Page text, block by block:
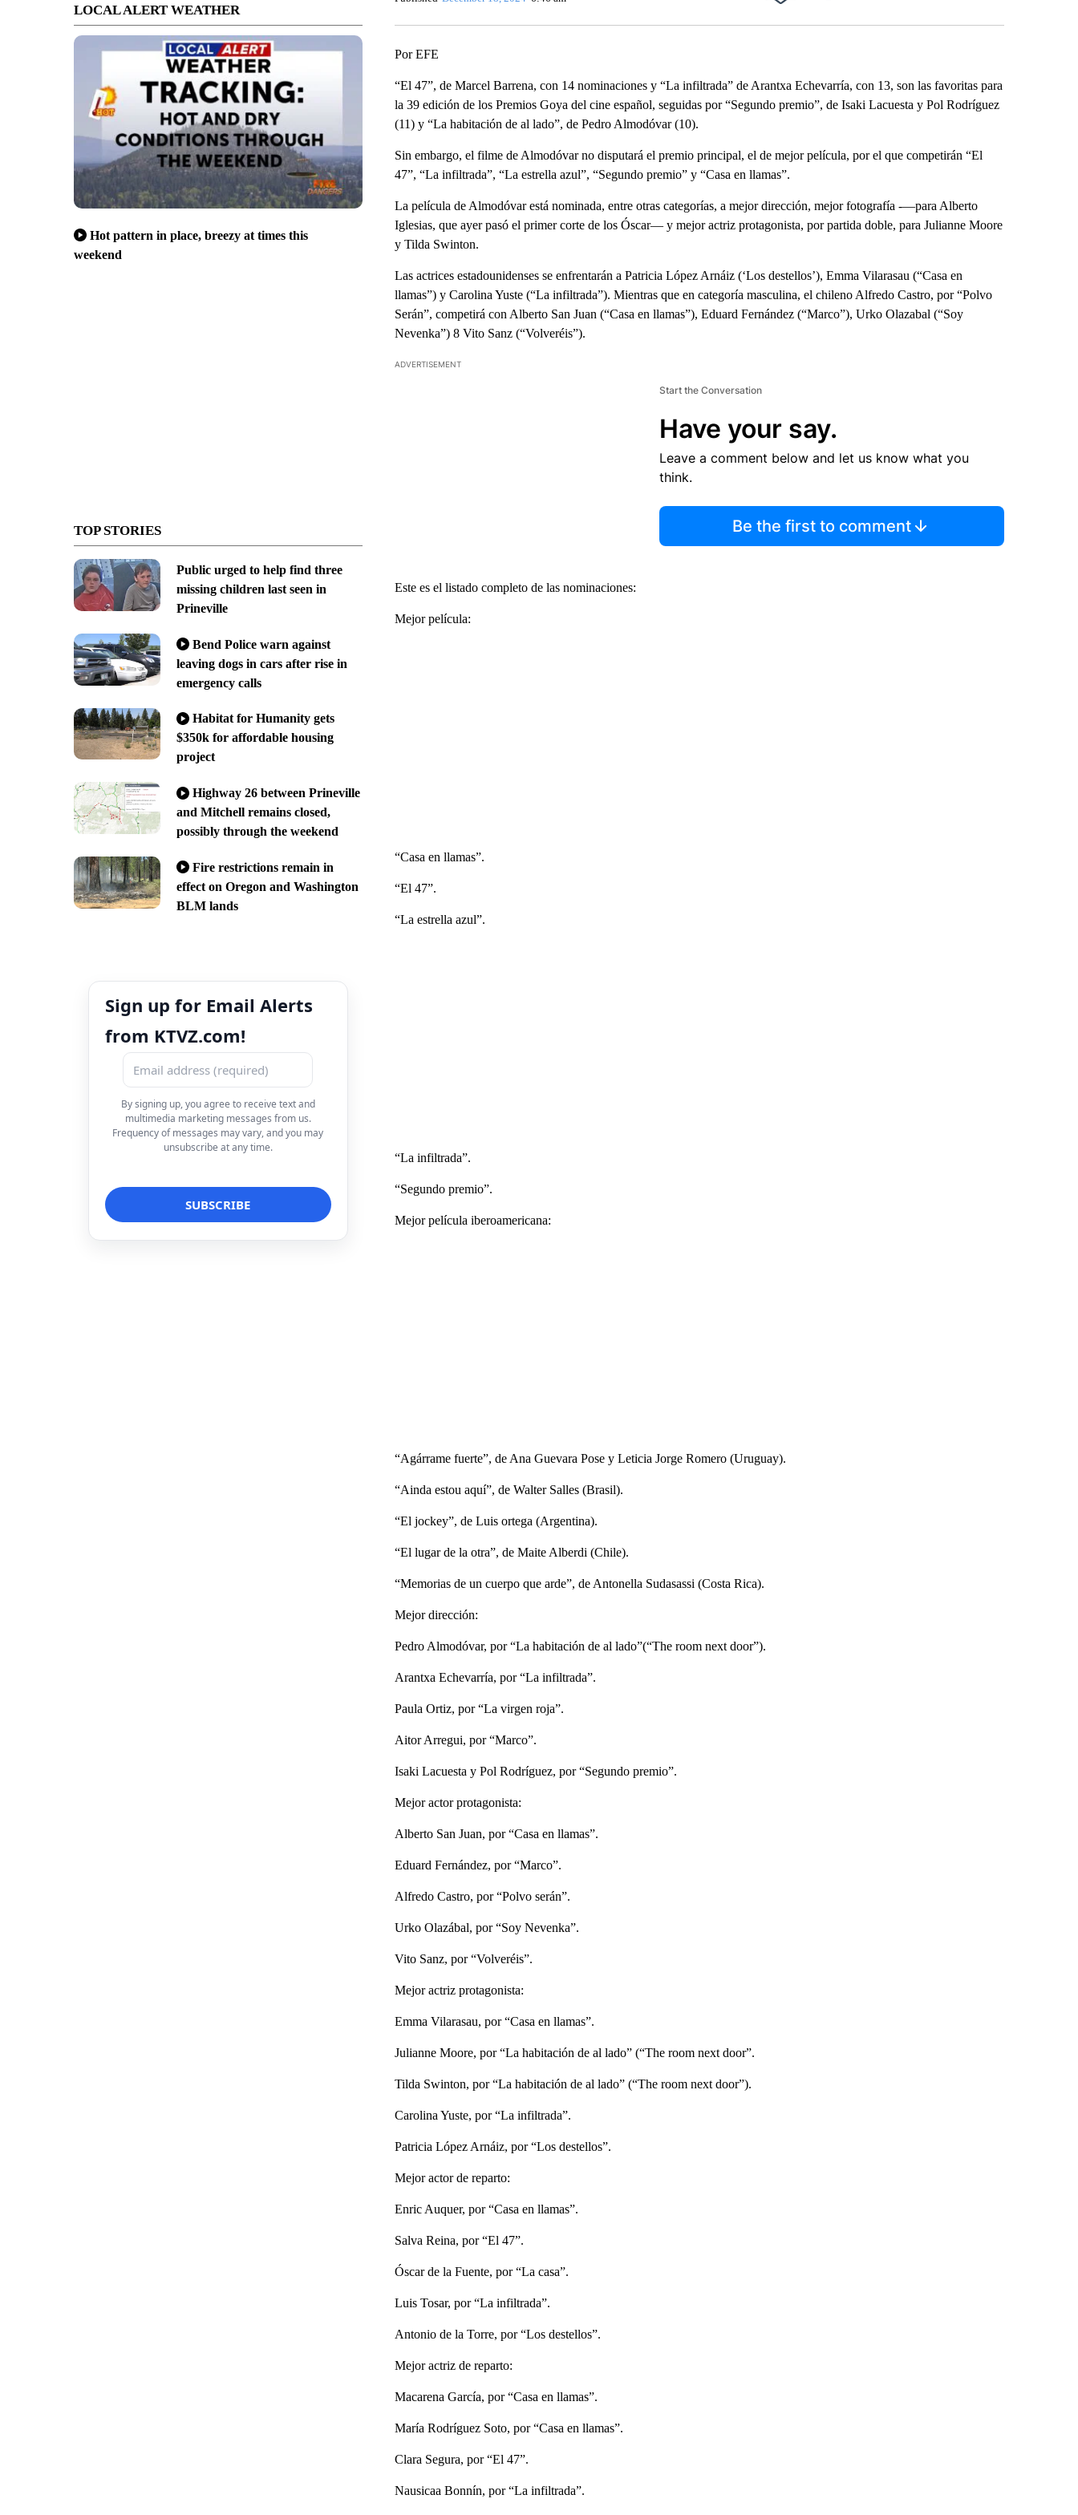
LOCAL ALERT WEATHER
Hot pattern in place, breezy at times this
weekend
TOP STORIES
Public urged to help find three
missing children last seen in
Prineville
Bend Police warn against
leaving dogs in cars after rise in
emergency calls
Habitat for Humanity gets
$350k for affordable housing
project
Highway 26 between Prineville
and Mitchell remains closed,
possibly through the weekend
Fire restrictions remain in
effect on Oregon and Washington
BLM lands
Sign up for Email Alerts
from KTVZ.com!
By signing up, you agree to receive text and
multimedia marketing messages from us.
Frequency of messages may vary, and you may
unsubscribe at any time.
Por EFE
“El 47”, de Marcel Barrena, con 14 nominaciones y “La infiltrada” de Arantxa Echevarría, con 13, son las favoritas para
la 39 edición de los Premios Goya del cine español, seguidas por “Segundo premio”, de Isaki Lacuesta y Pol Rodríguez
(11) y “La habitación de al lado”, de Pedro Almodóvar (10).
Sin embargo, el filme de Almodóvar no disputará el premio principal, el de mejor película, por el que competirán “El
47”, “La infiltrada”, “La estrella azul”, “Segundo premio” y “Casa en llamas”.
La película de Almodóvar está nominada, entre otras categorías, a mejor dirección, mejor fotografía -—para Alberto
Iglesias, que ayer pasó el primer corte de los Óscar— y mejor actriz protagonista, por partida doble, para Julianne Moore
y Tilda Swinton.
Las actrices estadounidenses se enfrentarán a Patricia López Arnáiz (‘Los destellos’), Emma Vilarasau (“Casa en
llamas”) y Carolina Yuste (“La infiltrada”). Mientras que en categoría masculina, el chileno Alfredo Castro, por “Polvo
Serán”, competirá con Alberto San Juan (“Casa en llamas”), Eduard Fernández (“Marco”), Urko Olazabal (“Soy
Nevenka”) 8 Vito Sanz (“Volveréis”).
ADVERTISEMENT
Start the Conversation
Have your say.
Leave a comment below and let us know what you
think.
Be the first to comment
Este es el listado completo de las nominaciones:
Mejor película:
“Casa en llamas”.
“El 47”.
“La estrella azul”.
“La infiltrada”.
“Segundo premio”.
Mejor película iberoamericana:
“Agárrame fuerte”, de Ana Guevara Pose y Leticia Jorge Romero (Uruguay).
“Ainda estou aquí”, de Walter Salles (Brasil).
“El jockey”, de Luis ortega (Argentina).
“El lugar de la otra”, de Maite Alberdi (Chile).
“Memorias de un cuerpo que arde”, de Antonella Sudasassi (Costa Rica).
Mejor dirección:
Pedro Almodóvar, por “La habitación de al lado”(“The room next door”).
Arantxa Echevarría, por “La infiltrada”.
Paula Ortiz, por “La virgen roja”.
Aitor Arregui, por “Marco”.
Isaki Lacuesta y Pol Rodríguez, por “Segundo premio”.
Mejor actor protagonista:
Alberto San Juan, por “Casa en llamas”.
Eduard Fernández, por “Marco”.
Alfredo Castro, por “Polvo serán”.
Urko Olazábal, por “Soy Nevenka”.
Vito Sanz, por “Volveréis”.
Mejor actriz protagonista:
Emma Vilarasau, por “Casa en llamas”.
Julianne Moore, por “La habitación de al lado” (“The room next door”.
Tilda Swinton, por “La habitación de al lado” (“The room next door”).
Carolina Yuste, por “La infiltrada”.
Patricia López Arnáiz, por “Los destellos”.
Mejor a ctor de reparto:
Enric Auquer, por “Casa en llamas”.
Salva Reina, por “El 47”.
Óscar de la Fuente, por “La casa”.
Luis Tosar, por “La infiltrada”.
Antonio de la Torre, por “Los destellos”.
Mejor actriz de reparto:
Macarena García, por “Casa en llamas”.
María Rodríguez Soto, por “Casa en llamas”.
Clara Segura, por “El 47”.
Nausicaa Bonnín, por “La infiltrada”.